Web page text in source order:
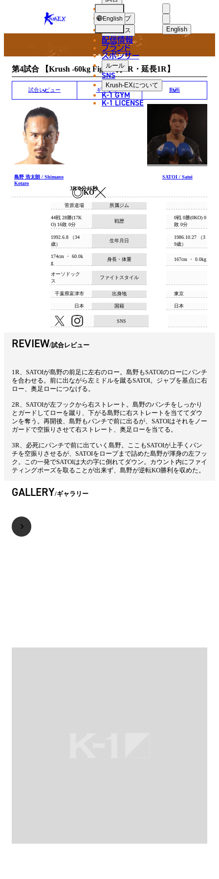
KRUSH-
EX
English
한국어
中文（简体
中文（繁體
العربية
ショップ
ニュース
配信情報
ブランド
スポンサー
ルール
SNS
Krush-EXについて
K-1 GYM
K-1 LICENSE
English
MATCH RESULT
試合結果
第4試合 【Krush -60kg Fight/3分3R・延長1R】
試合レビュー ギャラリー 動画
島野 浩太朗 / Shimano
Kotaro
KO
3R 0分46秒
SATOI / Satoi
所属ジム
菅原道場
戦歴
44戦 28勝(17K
O) 16敗 0分
0戦 0勝(0KO) 0
敗 0分
生年月日
1992.6.8 （34
歳）
1986.10.27 （3
9歳）
身長・体重
174cm ・ 60.0k
g
167cm ・ 0.0kg
ファイトスタイル
オーソドック
ス
出身地
千葉県富津市 東京
国籍
日本 日本
SNS
REVIEW 試合レビュー
1R、SATOIが島野の前足に左右のロー。島野もSATOIのローにパンチ
を合わせる。前に出ながら左ミドルを蹴るSATOI。ジャブを基点に右
ロー、奥足ローにつなげる。
2R、SATOIが左フックから右ストレート。島野のパンチをしっかり
とガードしてローを蹴り、下がる島野に右ストレートを当ててダウ
ンを奪う。再開後、島野もパンチで前に出るが、SATOIはそれをノー
ガードで空振りさせて右ストレート、奥足ローを当てる。
3R、必死にパンチで前に出ていく島野。ここもSATOIが上手くパン
チを空振りさせるが、SATOIをロープまで詰めた島野が渾身の左フッ
ク。この一発でSATOIは大の字に倒れてダウン。カウント内にファイ
ティングポーズを取ることが出来ず、島野が逆転KO勝利を収めた。
GALLERY ギャラリー